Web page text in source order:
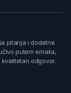
pitanja i dodatne
putem emaila,
odgovor.